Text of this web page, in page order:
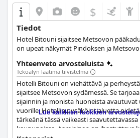
$
Tiedot
Hotel Bitouni sijaitsee Metsovon
on upeat näkymät Pindoksen ja
Yhteenveto arvosteluista
Tekoälyn laatima tiivistelmä
Hotelli Bitouni on viehättävä ja
sijaitsee Metsovon sydämessä. Se
sijainnin ja monista huoneista
vuorille. Hotellin pysäköintialuetta
tärkeänä tässä vaikeasti
kaupungissa. Aamiainen on ihastuttava
Lue kaikkien luokkien